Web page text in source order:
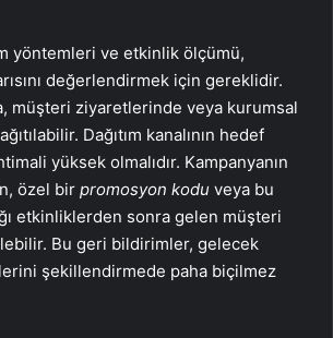
yöntemleri ve etkinlik ölçümü,
değerlendirmek için gereklidir.
müşteri ziyaretlerinde veya kurumsal
Dağıtım kanalının hedef
yüksek olmalıdır. Kampanyanın
özel bir promosyon kodu veya bu
etkinliklerden sonra gelen müşteri
Bu geri bildirimler, gelecek
şekillendirmede paha biçilmez